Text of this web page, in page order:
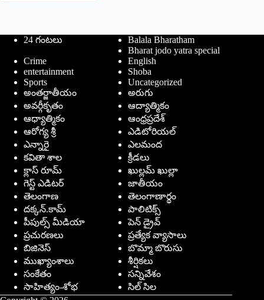
24 గంటలు
Balala Bharatham
Bharat jodo yatra special
Crime
English
entertainment
Shoba
Sports
Uncategorized
అంతర్జాతీయం
అరుగు
అవర్గీకృతం
ఆద్యాత్మికం
ఆధ్యాత్మికం
ఆంధ్రప్రదేశ్
ఆరోగ్య శ్రీ
ఎడిటోరియల్
ఎన్నారై
ఎలమంద
కవితా శాల
క్రీడలు
క్లాస్ రూమ్
ఖుల్లమ్ ఖుల్లా
గెస్ట్ ఎడిటర్
జాతీయం
తెలంగాణ
తెలంగాణార్థం
దక్కన్.కామ్
పాలిటిక్స్
పీపుల్స్ ‌మీడియా
పెన్ డ్రైవ్
ప్రచురణలు
ప్రత్యేక వ్యాసాలు
బిజినెస్
బొమ్మా బొరుసు
ముఖ్యాంశాలు
శీర్షికలు
సంకేతం
సన్నివేశం
సాహిత్యం-శోభ
సిల్ సిల